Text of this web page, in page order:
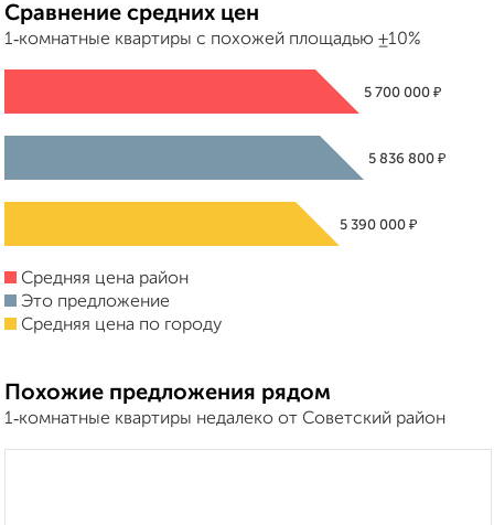
Сравнение средних цен
1‑комнатные квартиры с похожей площадью ±10%
5 700 000 ₽
5 836 800 ₽
5 390 000 ₽
Средняя цена район
Это предложение
Средняя цена по городу
Похожие предложения рядом
1‑комнатные квартиры недалеко от Советский район